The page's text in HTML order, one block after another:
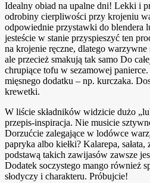
Idealny obiad na upalne dni! Lekki i
odrobiny cierpliwości przy krojeniu
odpowiednie przystawki do blendera
jesteście w stanie przyspieszyć ten
na krojenie ręczne, dlatego warzywne
ale przecież smakują tak samo Do
chrupiące tofu w sezamowej
mięsnego dodatku – np. kurczaka.
krewetki.
W liście składników widzicie dużo
przepis-inspiracja. Nie musicie
Dorzućcie zalegające w lodówce
papryka albo kiełki? Kalarepa,
podstawą takich zawijasów zawsze
Dodatek soczystego mango również
słodyczy i charakteru. Próbujcie!